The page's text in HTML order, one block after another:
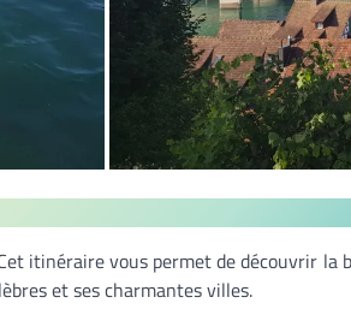
itinéraire vous permet de découvrir
et ses charmantes villes.